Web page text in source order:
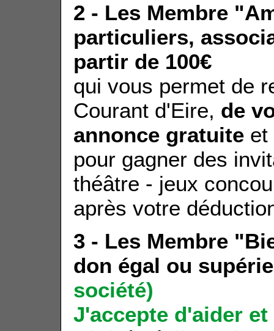
2 - Les Membre
particuliers,
partir de 100€
qui vous permet de
Courant d'Eire, de
annonce gratuite et
pour gagner des
théâtre - jeux
après votre
3 - Les Membre
don égal ou
société)
J'accepte d'aider